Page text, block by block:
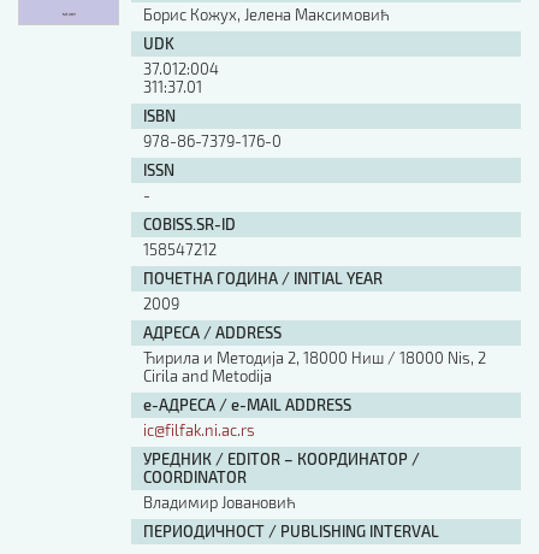
Борис Кожух, Јелена Максимовић
UDK
37.012:004
311:37.01
ISBN
978-86-7379-176-0
ISSN
-
COBISS.SR-ID
158547212
ПОЧЕТНА ГОДИНА / INITIAL YEAR
2009
АДРЕСА / ADDRESS
Ћирила и Методија 2, 18000 Ниш / 18000 Nis, 2
Cirila and Metodija
е-АДРЕСА / e-MAIL ADDRESS
ic@filfak.ni.ac.rs
УРЕДНИК / EDITOR – КООРДИНАТОР /
COORDINATOR
Владимир Јовановић
ПЕРИОДИЧНОСТ / PUBLISHING INTERVAL